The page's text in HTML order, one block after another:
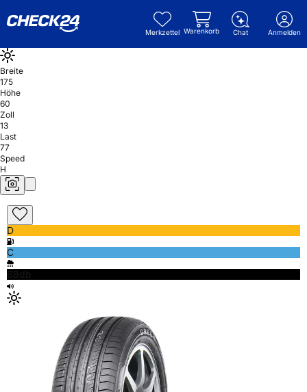
Merkzettel Warenkorb Chat Anmelden
Breite
175
Höhe
60
Zoll
13
Last
77
Speed
H
D
C
68db